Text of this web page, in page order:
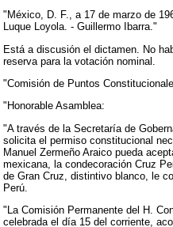
"México, D. F., a 17 de marzo de
Luque Loyola. - Guillermo Ibarra."
Está a discusión el dictamen. No
reserva para la votación nominal.
"Comisión de Puntos
"Honorable Asamblea:
"A través de la Secretaría de
solicita el permiso constitucional
Manuel Zermeño Araico pueda
mexicana, la condecoración Cruz
de Gran Cruz, distintivo blanco, le
Perú.
"La Comisión Permanente del H.
celebrada el día 15 del corriente,